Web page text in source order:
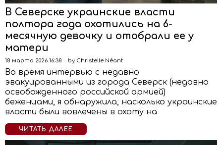
В Северске украинские власти
полтора года охотились на 6-
месячную девочку и отобрали ее у
матери
18 марта 2026 16:38 by Christelle Néant
Во время интервью с недавно
эвакуированными из города Северск (недавно
освобожденного российской армией)
беженцами, я обнаружила, насколько украинские
власти были вовлечены в охоту на
ЧИТАТЬ ДАЛЕЕ